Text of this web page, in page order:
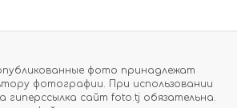
фото принадлежат
фотографии. При использовании
гиперссылка сайт foto.tj обязательна.